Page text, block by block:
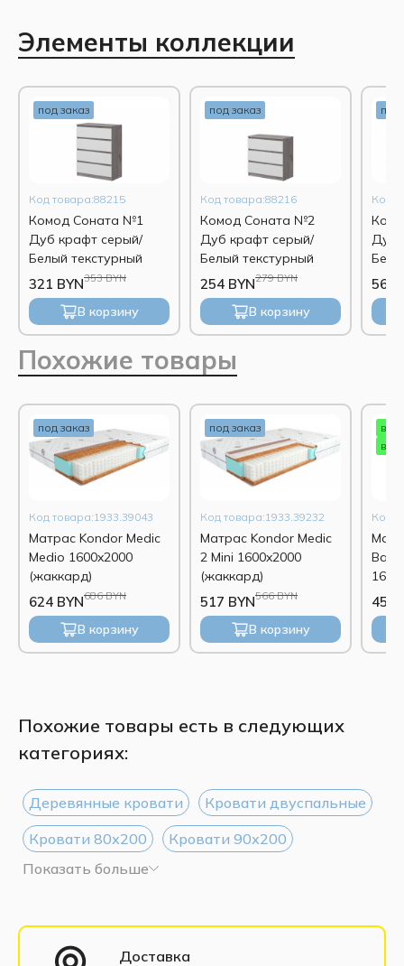
Элементы коллекции
под заказ
Код товара:88215
Комод Соната №1
Дуб крафт серый/
Белый текстурный
353 BYN
321 BYN
В корзину
под заказ
Код товара:88216
Комод Соната №2
Дуб крафт серый/
Белый текстурный
279 BYN
254 BYN
В корзину
под
Код
Дуб
563
Похожие товары
под заказ
Код товара:1933.39043
Матрас Kondor Medic
Medio 1600x2000
(жаккард)
686 BYN
624 BYN
В корзину
под заказ
Код товара:1933.39232
Матрас Kondor Medic
2 Mini 1600x2000
(жаккард)
566 BYN
517 BYN
В корзину
в
в
Код
454
Похожие товары есть в следующих
категориях:
Деревянные кровати
Кровати двуспальные
Кровати 80х200
Кровати 90х200
Кровати 120х200
Кровати 200х200
Показать больше
Доставка